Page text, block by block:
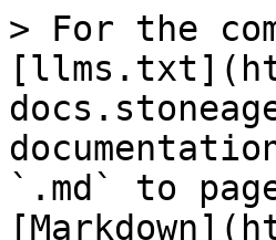
> For the
`.md` to